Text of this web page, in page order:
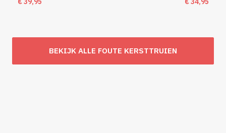
BEKIJK ALLE FOUTE KERSTTRUIEN